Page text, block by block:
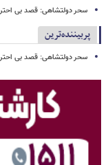
سحر دولتشاهی: قصد بی
پربیننده‌ترین
سحر دولتشاهی: قصد بی